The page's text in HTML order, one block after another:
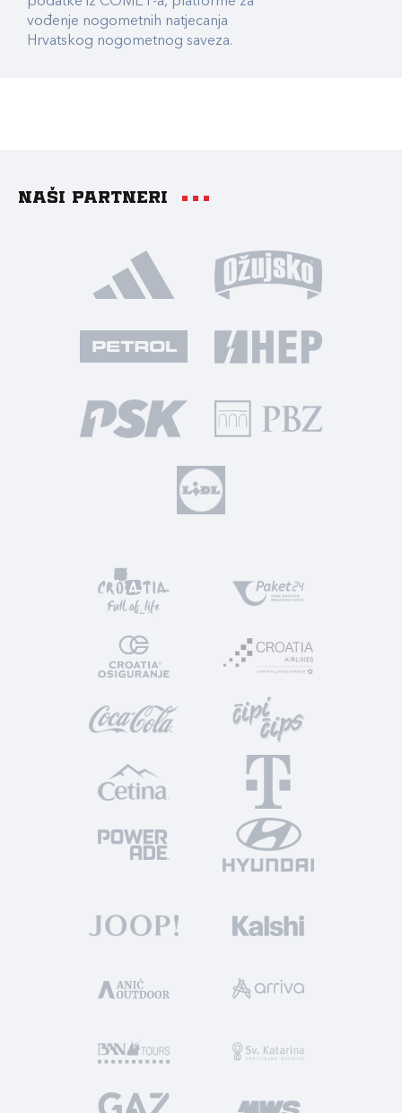
vođenje nogometnih natjecanja
Hrvatskog nogometnog saveza.
Naši partneri